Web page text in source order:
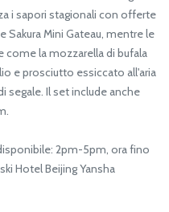
i sapori stagionali con offerte
Sakura Mini Gateau, mentre le
la mozzarella di bufala
e prosciutto essiccato all'aria
segale. Il set include anche
2pm-5pm, ora fino
Hotel Beijing Yansha